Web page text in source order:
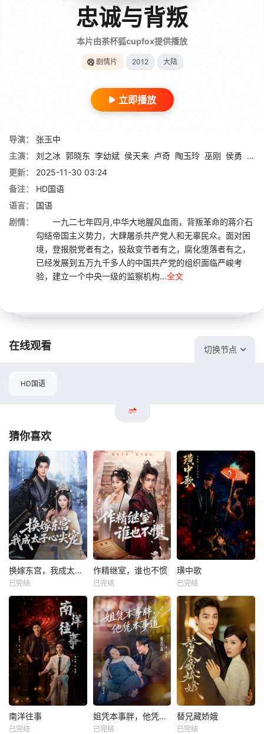
忠诚与背叛
本片由茶杯狐cupfox提供播放
剧情片 2012 大陆
立即播放
导演：
张玉中
主演：
刘之冰 郭晓东 李幼斌 侯天来 卢奇 陶玉玲 巫刚 侯勇 张
更新：
2025-11-30 03:24
备注：
HD国语
语言：
国语
剧情：
一九二七年四月,中华大地腥风血雨，背叛革命的蒋介石
勾结帝国主义势力，大肆屠杀共产党人和无辜民众。面对困
境，登报脱党者有之，投敌变节者有之，腐化堕落者有之，
已经发展到五万九千多人的中国共产党的组织面临严峻考
验，建立一个中央一级的监察机构...全文
在线观看 切换节点
HD国语
猜你喜欢
换嫁东宫，我成太子心尖宠
已完结
作精继室，谁也不惯
已完结
璜中歌
已完结
南洋往事
已完结
姐凭本事胖，他凭本事追
已完结
替兄藏娇娥
已完结